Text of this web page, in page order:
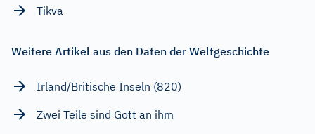
Tikva
Weitere Artikel aus den Daten der Weltgeschichte
Irland/Britische Inseln (820)
Zwei Teile sind Gott an ihm